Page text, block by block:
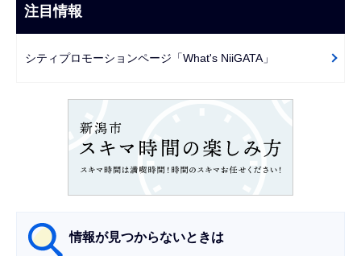
ま
で
ビ
ー
注目情報
シティプロモーションページ「What's NiiGATA」
情報が見つからないときは